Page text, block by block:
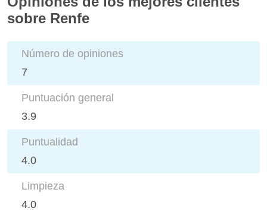
sobre Renfe
Número de opiniones
7
Puntuación general
3.9
Puntualidad
4.0
Limpieza
4.0